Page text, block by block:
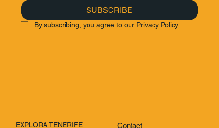
SUBSCRIBE
By subscribing, you agree to our Privacy Policy.
EXPLORA TENERIFE
Contact